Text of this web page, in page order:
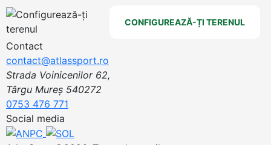
CONFIGUREAZĂ-ȚI TERENUL
Contact
contact@atlassport.ro
Strada Voinicenilor 62,
Târgu Mureș 540272
0753 476 771
Social media